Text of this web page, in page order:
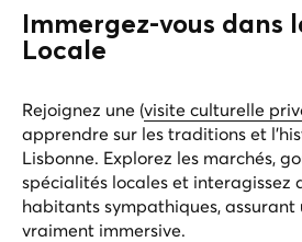
Immergez-vous dans
Locale
Rejoignez une (visite culturelle
apprendre sur les traditions et
Lisbonne. Explorez les marchés,
spécialités locales et interagissez
habitants sympathiques, assurant
vraiment immersive.